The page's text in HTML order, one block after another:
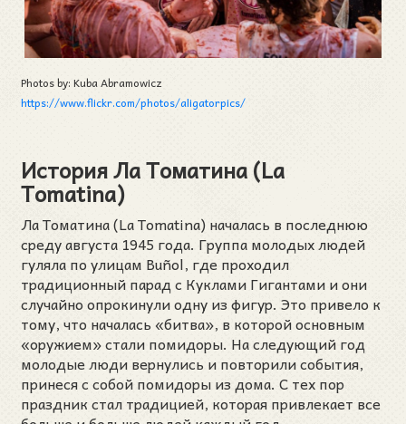
Photos by: Kuba Abramowicz
https://www.flickr.com/photos/aligatorpics/
История Ла Томатина (La
Tomatina)
Ла Томатина (La Tomatina) началась в последнюю
среду августа 1945 года. Группа молодых людей
гуляла по улицам Buñol, где проходил
традиционный парад с Куклами Гигантами и они
случайно опрокинули одну из фигур. Это привело к
тому, что началась «битва», в которой основным
«оружием» стали помидоры. На следующий год
молодые люди вернулись и повторили события,
принеся с собой помидоры из дома. С тех пор
праздник стал традицией, которая привлекает все